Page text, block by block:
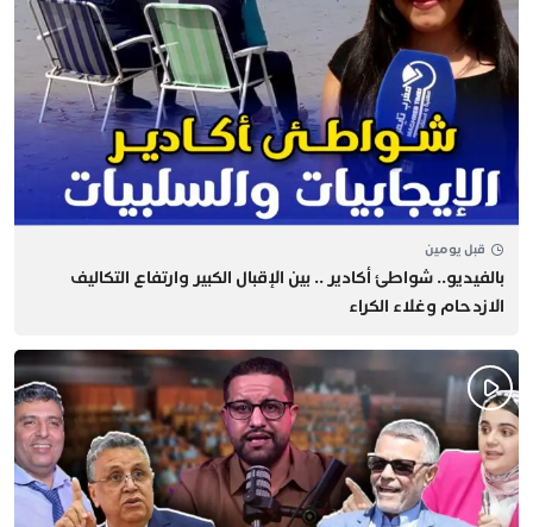
قبل يومين
بالفيديو.. شواطئ أكادير .. بين الإقبال الكبير وارتفاع التكاليف
الازدحام وغلاء الكراء